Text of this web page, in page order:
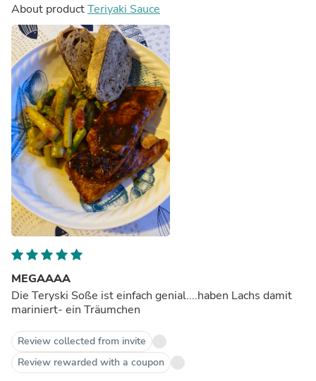
About productTeriyaki Sauce
MEGAAAA
Die Teryski Soße ist einfach genial....haben Lachs damit
mariniert- ein Träumchen
Review collected from invite
Review rewarded with a coupon